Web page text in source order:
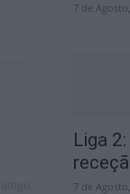
7 de
Liga
7 de